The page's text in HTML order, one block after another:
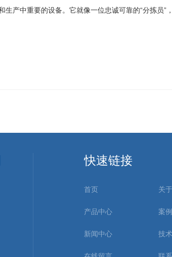
中重要的设备。它就像一位忠诚可靠的“分拣员”
快速链接
首页 关
产品中心 案
新闻中心 技